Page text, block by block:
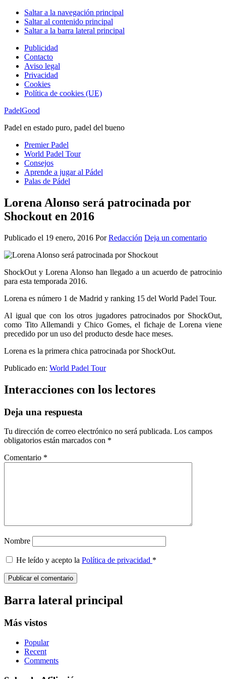
Saltar a la navegación principal
Saltar al contenido principal
Saltar a la barra lateral principal
Publicidad
Contacto
Aviso legal
Privacidad
Cookies
Política de cookies (UE)
PadelGood
Padel en estado puro, padel del bueno
Premier Padel
World Padel Tour
Consejos
Aprende a jugar al Pádel
Palas de Pádel
Lorena Alonso será patrocinada por
Shockout en 2016
Publicado el 19 enero, 2016 PorRedacción Deja un comentario
ShockOut y Lorena Alonso han llegado a un acuerdo de patrocinio
para esta temporada 2016.
Lorena es número 1 de Madrid y ranking 15 del World Padel Tour.
Al igual que con los otros jugadores patrocinados por ShockOut,
como Tito Allemandi y Chico Gomes, el fichaje de Lorena viene
precedido por un uso del producto desde hace meses.
Lorena es la primera chica patrocinada por ShockOut.
Publicado en: World Padel Tour
Interacciones con los lectores
Deja una respuesta
Tu dirección de correo electrónico no será publicada. Los campos
obligatorios están marcados con *
Comentario *
Nombre
He leído y acepto la Política de privacidad *
Barra lateral principal
Más vistos
Popular
Recent
Comments